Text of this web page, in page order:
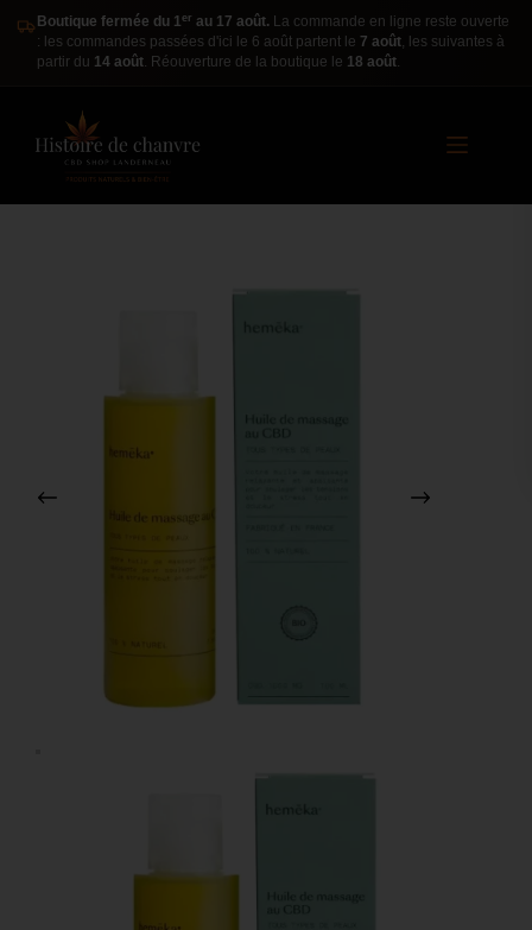
Boutique fermée du 1er au 17 août. La commande en ligne reste ouverte
: les commandes passées d'ici le 6 août partent le 7 août, les suivantes à
partir du 14 août. Réouverture de la boutique le 18 août.